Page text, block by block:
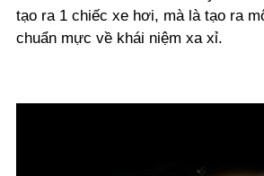
tạo ra 1 chiếc xe hơi, mà là tạo ra
chuẩn mực về khái niệm xa xỉ.